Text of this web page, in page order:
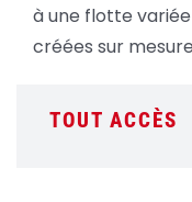
à une flotte
créées sur
TOUT ACCÈS